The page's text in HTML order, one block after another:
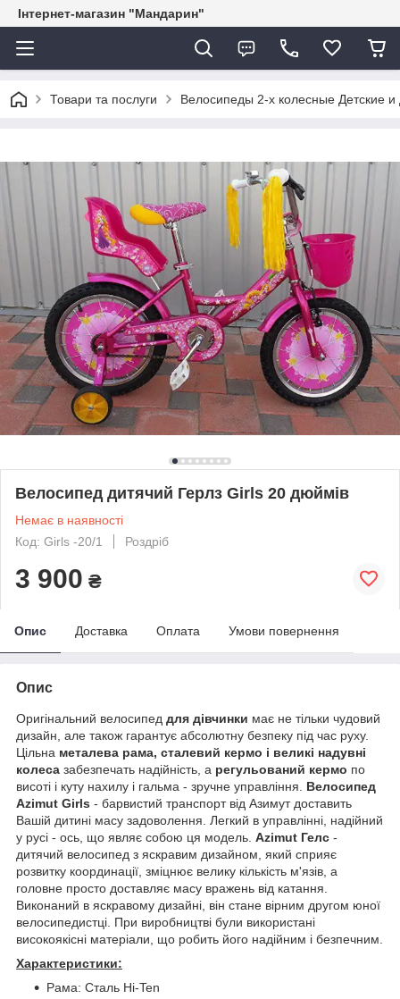
Інтернет-магазин "Мандарин"
Товари та послуги Велосипеды 2-х колесные Детские
Велосипед дитячий Герлз Girls 20 дюймів
Немає в наявності
Код: Girls -20/1
Роздріб
3 900 ₴
Опис Доставка Оплата Умови повернення
Опис
Оригінальний велосипед для дівчинки має не тільки чудовий
дизайн, але також гарантує абсолютну безпеку під час руху.
Цільна металева рама, сталевий кермо і великі надувні
колеса забезпечать надійність, а регульований кермо по
висоті і куту нахилу і гальма - зручне управління. Велосипед
Azimut Girls - барвистий транспорт від Азимут доставить
Вашій дитині масу задоволення. Легкий в управлінні, надійний
у русі - ось, що являє собою ця модель. Azimut Гелс -
дитячий велосипед з яскравим дизайном, який сприяє
розвитку координації, зміцнює велику кількість м'язів, а
головне просто доставляє масу вражень від катання.
Виконаний в яскравому дизайні, він стане вірним другом юної
велосипедистці. При виробництві були використані
високоякісні матеріали, що робить його надійним і безпечним.
Характеристики:
Рама: Сталь Hi-Ten